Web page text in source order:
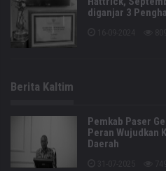
diganjar 3
Berita Kaltim
Pemkab Paser
Peran Wujudkan
Daerah